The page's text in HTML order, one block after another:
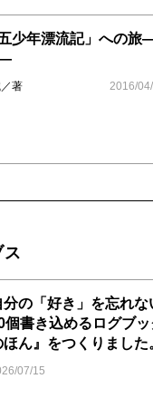
五少年漂流記」への
―
著 2016/
ス
分の「好き」を忘れ
個書き込めるログブッ
ほん』をつくりました
07/15